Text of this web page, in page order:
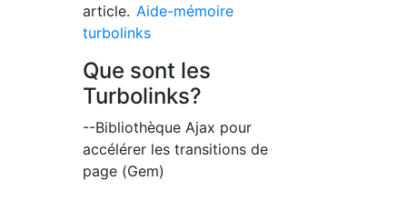
article. Aide-mémoire
turbolinks
Que sont les
Turbolinks?
--Bibliothèque Ajax pour
accélérer les transitions de
page (Gem)